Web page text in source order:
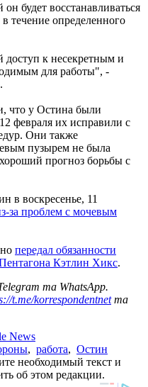
будет восстанавливаться
течение определенного
к несекретным и
для работы", -
что у Остина были
февраля их исправили с
Они также
пузырем не была
прогноз борьбы с
в воскресенье, 11
за проблем с мочевым
передал обязанности
Кэтлин Хикс.
та WhatsApp.
t.me/korrespondentnetта
News
, работа, Остин
необходимый текст и
об этом редакции.